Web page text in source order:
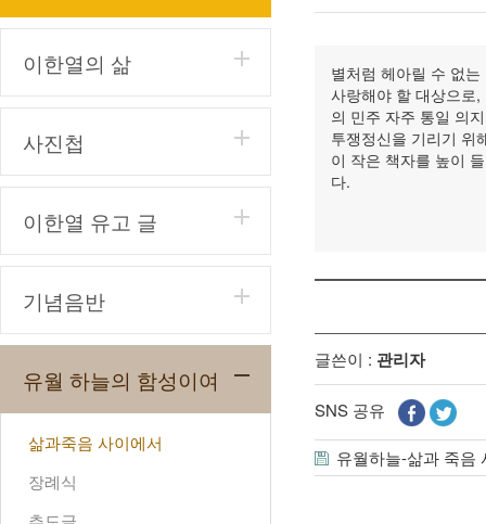
이한열의 삶
사진첩
이한열 유고 글
기념음반
유월 하늘의 함성이여
삶과죽음 사이에서
장례식
별처럼 헤아릴 수 없
사랑해야 할 대상으로
의 민주 자주 통일 의
투쟁정신을 기리기 위
이 작은 책자를 높이
다.
글쓴이 : 관리자
SNS 공유
유월하늘-삶과 죽음